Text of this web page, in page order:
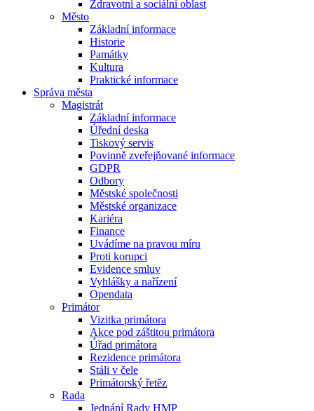
Zdravotní a sociální oblast
Město
Základní informace
Historie
Památky
Kultura
Praktické informace
Správa města
Magistrát
Základní informace
Úřední deska
Tiskový servis
Povinně zveřejňované informace
GDPR
Odbory
Městské společnosti
Městské organizace
Kariéra
Finance
Uvádíme na pravou míru
Proti korupci
Evidence smluv
Vyhlášky a nařízení
Opendata
Primátor
Vizitka primátora
Akce pod záštitou primátora
Úřad primátora
Rezidence primátora
Stáli v čele
Primátorský řetěz
Rada
Jednání Rady HMP